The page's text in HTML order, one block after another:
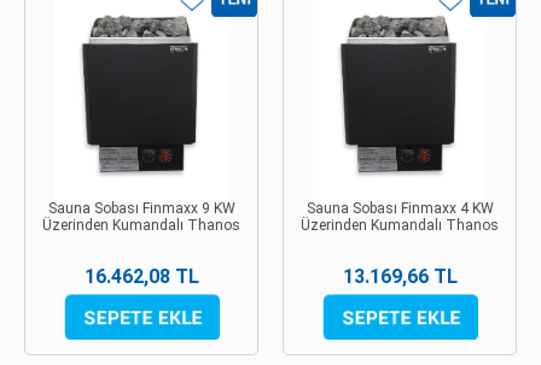
Sauna Sobası Finmaxx 9 KW
Üzerinden Kumandalı Thanos
16.462,08 TL
Sauna Sobası Finmaxx 4 KW
Üzerinden Kumandalı Thanos
13.169,66 TL